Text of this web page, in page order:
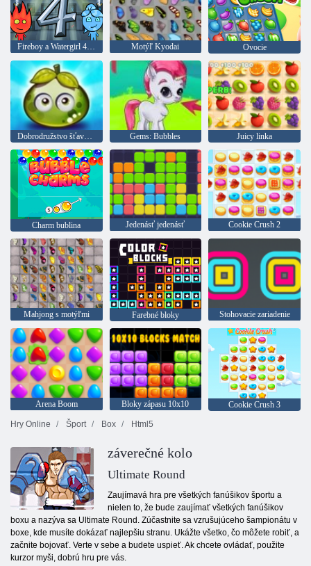
Motýľ Kyodai Ovocie
Gems: Bubbles Juicy linka
Charm bublina Jedenásť jedenásť Cookie Crush 2
Mahjong s motýľmi Farebné bloky Stohovacie zariadenie
Arena Boom Bloky zápasu 10x10
Cookie Crush 3
Hry Online
Šport Box Html5
záverečné kolo
Ultimate Round
Zaujímavá hra pre všetkých fanúšikov športu a
nielen to, že bude zaujímať všetkých fanúšikov
boxu a nazýva sa Ultimate Round. Zúčastnite sa vzrušujúceho šampionátu v
boxe, kde musíte dokázať najlepšiu stranu. Ukážte všetko, čo môžete robiť, a
začnite bojovať. Verte v sebe a budete uspieť. Ak chcete ovládať, použite
kurzor myši, dobrú hru pre vás.